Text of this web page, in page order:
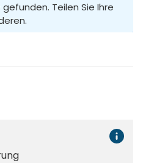
Teilen Sie Ihre